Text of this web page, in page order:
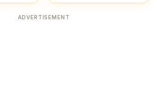
ADVERTISEMENT